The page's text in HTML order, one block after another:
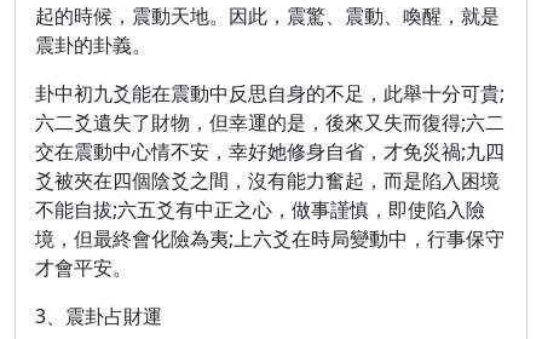
起的時候，震動天地。因此，震驚、震動、喚醒，就是
震卦的卦義。
卦中初九爻能在震動中反思自身的不足，此舉十分可貴;
六二爻遺失了財物，但幸運的是，後來又失而復得;六二
交在震動中心情不安，幸好她修身自省，才免災禍;九四
爻被夾在四個陰爻之間，沒有能力奮起，而是陷入困境
不能自拔;六五爻有中正之心，做事謹慎，即使陷入險
境，但最終會化險為夷;上六爻在時局變動中，行事保守
才會平安。
3、震卦占財運